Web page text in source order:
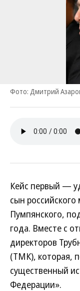
Фото: Дмитрий
Кейс первый —
сын
Пумпянского,
года. Вместе с
директоров
(ТМК), которая,
существенный
Федерации».